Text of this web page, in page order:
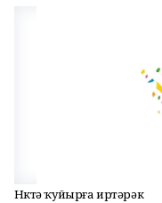
Нөктә ҡуйырға иртәрәк